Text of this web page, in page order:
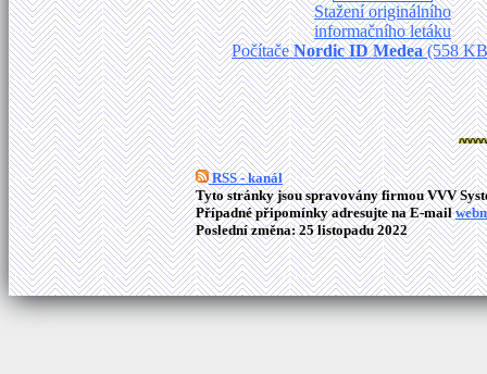
Stažení originálního
informačního letáku
PočítačeNordic ID Medea(558
RSS - kanál
Tyto stránky jsou spravovány firmou VVV
Případné připomínky adresujte na E-mail
Poslední změna: 25 listopadu 2022